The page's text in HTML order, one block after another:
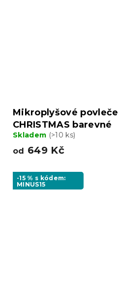
Mikroplyšové
CHRISTMAS barevné
Skladem (>10 ks)
od 649 Kč
-15 % s kódem:
MINUS15